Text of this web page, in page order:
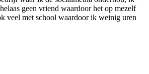
geen vriend waardoor het op mezelf
veel met school waardoor ik weinig uren